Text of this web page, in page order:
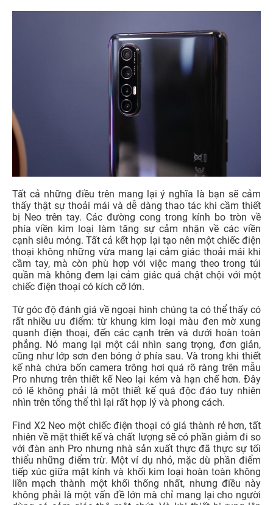
Tất cả những điều trên mang lại ý nghĩa là bạn sẽ cảm
thấy thật sự thoải mái và dễ dàng thao tác khi cầm thiết
bị Neo trên tay. Các đường cong trong kính bo tròn về
phía viền kim loại làm tăng sự cảm nhận về các viền
cạnh siêu mỏng. Tất cả kết hợp lại tạo nên một chiếc điện
thoại không những vừa mang lại cảm giác thoải mái khi
cầm tay, mà còn phù hợp với việc mang theo trong túi
quần mà không đem lại cảm giác quá chật chội với một
chiếc điện thoại có kích cỡ lớn.
Từ góc độ đánh giá về ngoại hình chúng ta có thể thấy có
rất nhiều ưu điểm: từ khung kim loại màu đen mờ xung
quanh điện thoại, đến các cạnh trên và dưới hoàn toàn
phẳng. Nó mang lại một cái nhìn sang trọng, đơn giản,
cũng như lớp sơn đen bóng ở phía sau. Và trong khi thiết
kế nhà chứa bốn camera trông hơi quá rõ ràng trên mẫu
Pro nhưng trên thiết kế Neo lại kém và hạn chế hơn. Đây
có lẽ không phải là một thiết kế quá độc đáo tuy nhiên
nhìn trên tổng thể thì lại rất hợp lý và phong cách.
Find X2 Neo một chiếc điện thoại có giá thành rẻ hơn, tất
nhiên về mặt thiết kế và chất lượng sẽ có phần giảm đi so
với đàn anh Pro nhưng nhà sản xuất thực đã thực sự tối
thiểu những điểm trừ. Một ví dụ nhỏ, mặc dù phần điểm
tiếp xúc giữa mặt kính và khối kim loại hoàn toàn không
liền mạch thành một khối thống nhất, nhưng điều này
không phải là một vấn đề lớn mà chỉ mang lại cho người